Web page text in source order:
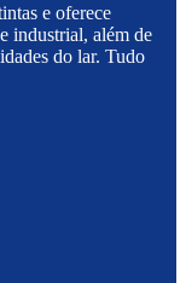
e oferece
industrial, além de
do lar. Tudo